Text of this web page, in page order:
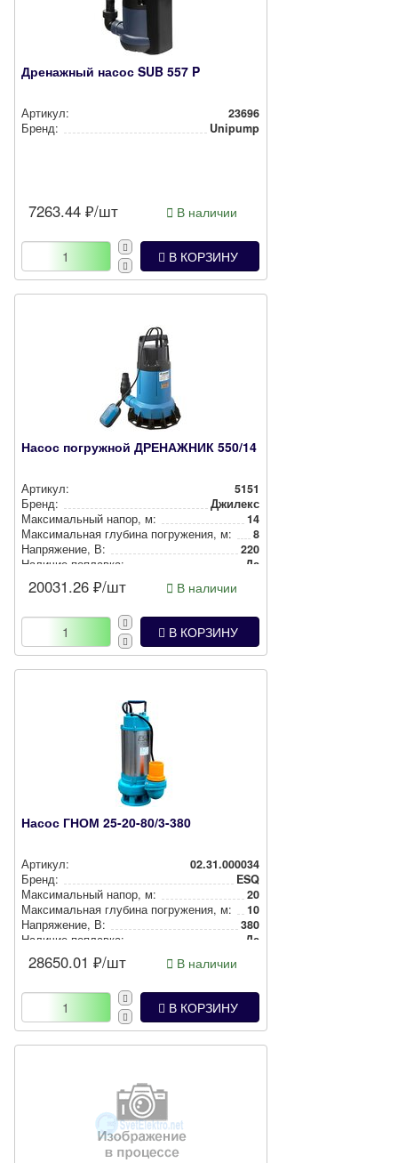
Дренажный насос SUB 557 P
Артикул:
23696
Бренд:
Unipump
7263.44 ₽/шт В наличии
В КОРЗИНУ
Насос погружной ДРЕНАЖНИК 550/14
Артикул:
5151
Бренд:
Джилекс
Мак­си­маль­ный напор, м:
14
Мак­си­маль­ная глубина пог­ру­же­ния, м:
8
Нап­ря­же­ние, В:
220
Наличие поплавка:
Да
20031.26 ₽/шт В наличии
В КОРЗИНУ
Насос ГНОМ 25-20-80/3-380
Артикул:
02.31.000034
Бренд:
ESQ
Мак­си­маль­ный напор, м:
20
Мак­си­маль­ная глубина пог­ру­же­ния, м:
10
Нап­ря­же­ние, В:
380
Наличие поплавка:
Да
28650.01 ₽/шт В наличии
В КОРЗИНУ